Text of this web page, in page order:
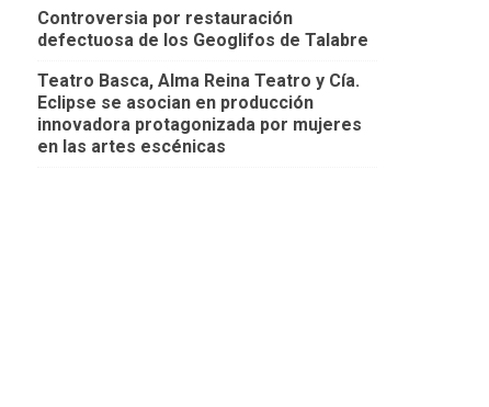
Controversia por restauración
defectuosa de los Geoglifos de Talabre
Teatro Basca, Alma Reina Teatro y Cía.
Eclipse se asocian en producción
innovadora protagonizada por mujeres
en las artes escénicas